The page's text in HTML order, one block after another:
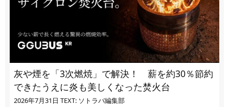
灰や煙を「3次燃焼」で解決！ 薪を約30％節約
できたうえに炎も美しくなった焚火台
2026年7月31日 TEXT: ソトラバ編集部